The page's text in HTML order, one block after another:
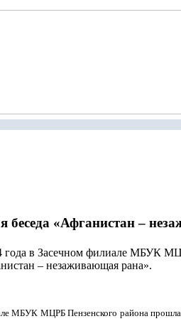
беседа «Афганистан –
года в Засечном филиале МБУК
– незаживающая рана».
МБУК МЦРБ Пензенского района прошла